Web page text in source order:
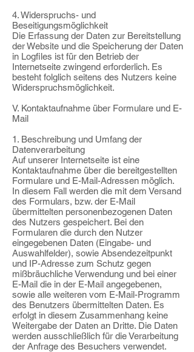
4. Widerspruchs- und
Beseitigungsmöglichkeit
Die Erfassung der Daten zur Bereitstellung
der Website und die Speicherung der Daten
in Logfiles ist für den Betrieb der
Internetseite zwingend erforderlich. Es
besteht folglich seitens des Nutzers keine
Widerspruchsmöglichkeit.
V. Kontaktaufnahme über Formulare und E-
Mail
1. Beschreibung und Umfang der
Datenverarbeitung
Auf unserer Internetseite ist eine
Kontaktaufnahme über die bereitgestellten
Formulare und E-Mail-Adressen möglich.
In diesem Fall werden die mit dem Versand
des Formulars, bzw. der E-Mail
übermittelten personenbezogenen Daten
des Nutzers gespeichert. Bei den
Formularen die durch den Nutzer
eingegebenen Daten (Eingabe- und
Auswahlfelder), sowie Absendezeitpunkt
und IP-Adresse zum Schutz gegen
mißbräuchliche Verwendung und bei einer
E-Mail die in der E-Mail angegebenen,
sowie alle weiteren vom E-Mail-Programm
des Benutzers übermittelten Daten. Es
erfolgt in diesem Zusammenhang keine
Weitergabe der Daten an Dritte. Die Daten
werden ausschließlich für die Verarbeitung
der Anfrage des Besuchers verwendet.